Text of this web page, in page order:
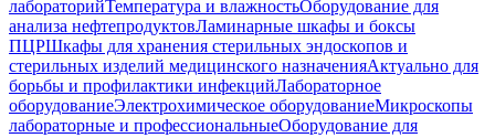
лабораторийТемпература и влажностьОборудование для
анализа нефтепродуктовЛаминарные шкафы и боксы
ПЦРШкафы для хранения стерильных эндоскопов и
стерильных изделий медицинского назначенияАктуально для
борьбы и профилактики инфекцийЛабораторное
оборудованиеЭлектрохимическое оборудованиеМикроскопы
лабораторные и профессиональныеОборудование для